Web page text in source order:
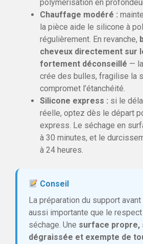
polymérisation en
Chauffage modéré :
la pièce aide le silicone à
régulièrement. En revanche,
cheveux directement sur
fortement déconseillé —
crée des bulles, fragilise la
compromet l’étanchéité.
Silicone express : si le
réelle, optez dès le départ
express. Le séchage en
à 30 minutes, et le
à 24 heures.
Conseil
La préparation du support
aussi importante que le
séchage. Une surface propre,
dégraissée et exempte de